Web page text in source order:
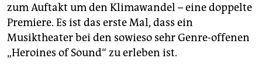
zum Auftakt um den Klimawandel – eine doppelte
Premiere. Es ist das erste Mal, dass ein
Musiktheater bei den sowieso sehr Genre-offenen
„Heroines of Sound“ zu erleben ist.